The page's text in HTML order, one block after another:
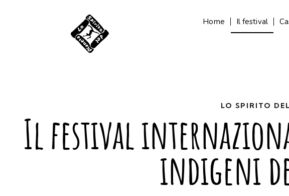
Home Il festival
LO SPIRITO
Il festival
indigeni